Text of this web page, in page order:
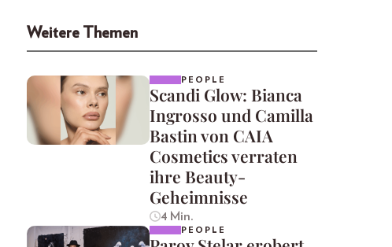
Weitere Themen
PEOPLE
Scandi Glow: Bianca
Ingrosso und Camilla
Bastin von CAIA
Cosmetics verraten
ihre Beauty-
Geheimnisse
4 Min.
PEOPLE